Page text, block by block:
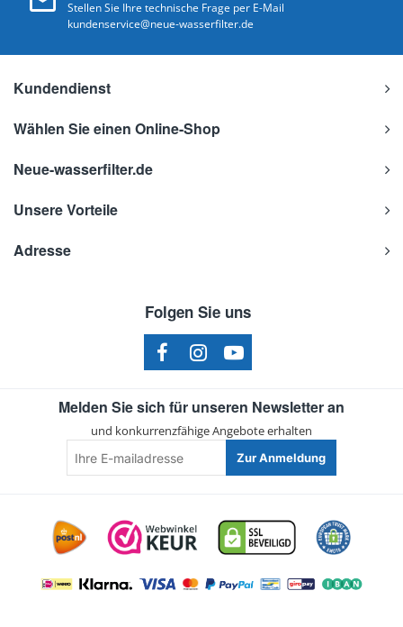
Stellen Sie Ihre technische Frage per E-Mail
kundenservice@neue-wasserfilter.de
Kundendienst
Wählen Sie einen Online-Shop
Neue-wasserfilter.de
Unsere Vorteile
Adresse
Folgen Sie uns
Melden Sie sich für unseren Newsletter an
und konkurrenzfähige Angebote erhalten
E-
mailadresse
Zur Anmeldung